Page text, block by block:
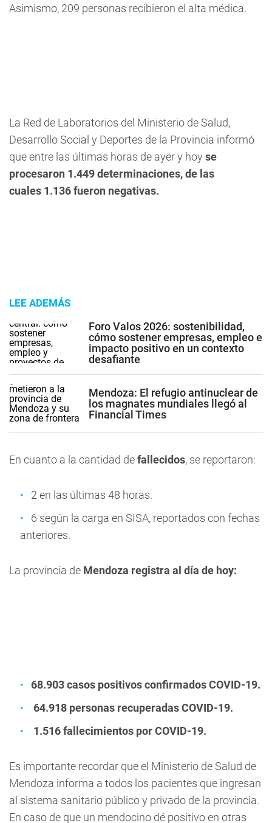
Asimismo, 209 personas recibieron el alta médica.
La Red de Laboratorios del Ministerio de Salud,
Desarrollo Social y Deportes de la Provincia informó
que entre las últimas horas de ayer y hoy se
procesaron 1.449 determinaciones, de las
cuales 1.136 fueron negativas.
LEE ADEMÁS
Foro Valos 2026: sostenibilidad,
cómo sostener empresas, empleo e
impacto positivo en un contexto
desafiante
Mendoza: El refugio antinuclear de
los magnates mundiales llegó al
Financial Times
En cuanto a la cantidad defallecidos, se reportaron:
2 en las últimas 48 horas.
6 según la carga en SISA, reportados con fechas
anteriores.
La provincia de Mendoza registra al día de hoy:
68.903 casos positivos confirmados COVID-19.
64.918 personas recuperadas COVID-19.
1.516 fallecimientos por COVID-19.
Es importante recordar que el Ministerio de Salud de
Mendoza informa a todos los pacientes que ingresan
al sistema sanitario público y privado de la provincia.
En caso de que un mendocino dé positivo en otras